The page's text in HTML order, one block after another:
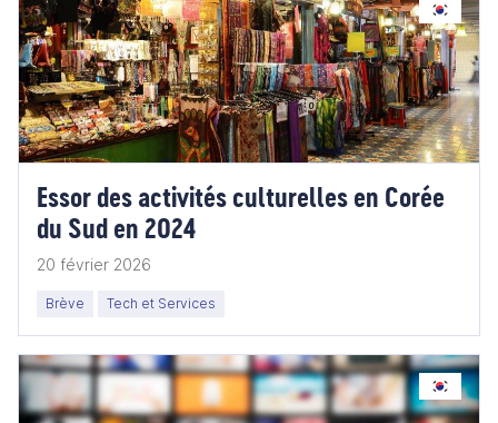
Essor des activités culturelles en Corée
du Sud en 2024
20 février 2026
Brève Tech et Services